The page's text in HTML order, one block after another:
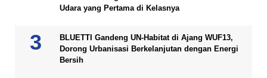
Udara yang Pertama di Kelasnya
BLUETTI Gandeng UN-Habitat di Ajang WUF13,
Dorong Urbanisasi Berkelanjutan dengan Energi
Bersih